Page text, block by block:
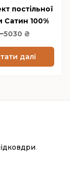
постільної
Сатин 100%
золотистий
Honey
5030 ₴
далі
вибрати
на
сторінці
товару